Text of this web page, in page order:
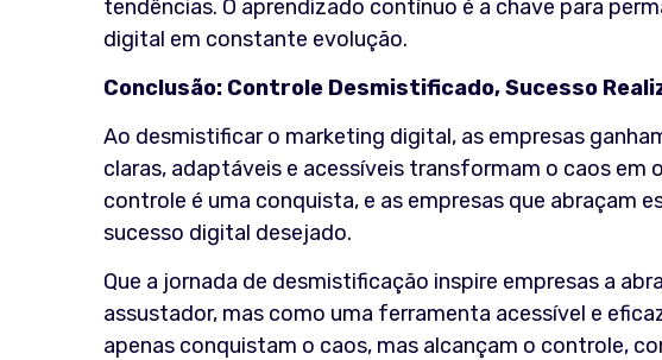
tendências. O aprendizado contínuo é a chave para
digital em constante evolução.
Conclusão: Controle Desmistificado, Sucesso
Ao desmistificar o marketing digital, as empresas
claras, adaptáveis e acessíveis transformam o caos
controle é uma conquista, e as empresas que abraçam
sucesso digital desejado.
Que a jornada de desmistificação inspire empresas a
assustador, mas como uma ferramenta acessível e
apenas conquistam o caos, mas alcançam o controle,